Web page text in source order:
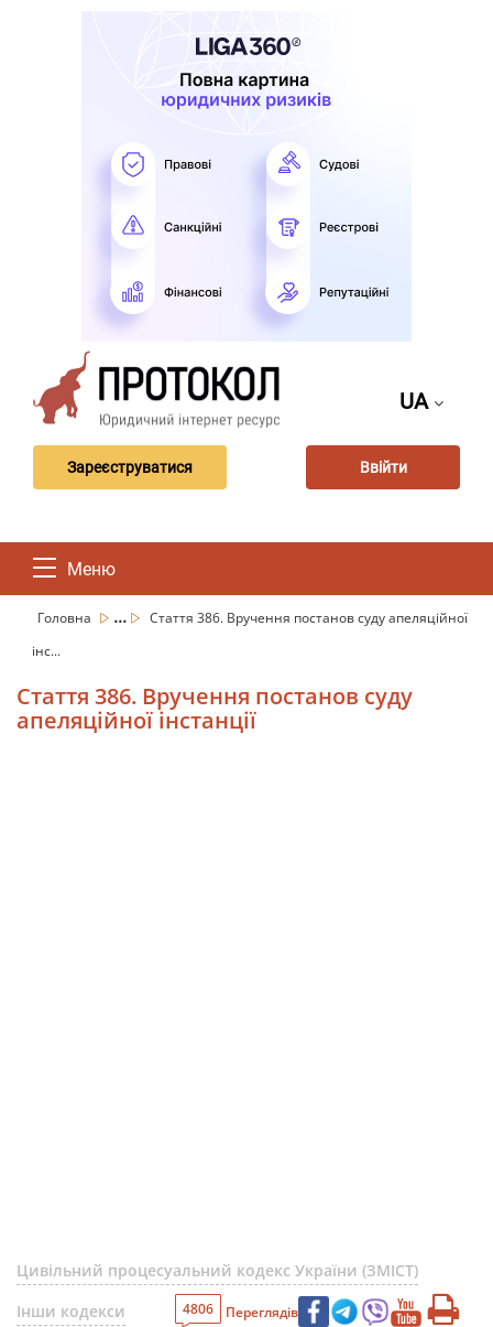
UA
Зареєструватися Ввійти
Меню
Головна ...
Стаття 386. Вручення постанов суду апеляційної
інс...
Стаття 386. Вручення постанов суду
апеляційної інстанції
Цивільний процесуальний кодекс України (ЗМІСТ)
Інши кодекси
4806 Переглядів